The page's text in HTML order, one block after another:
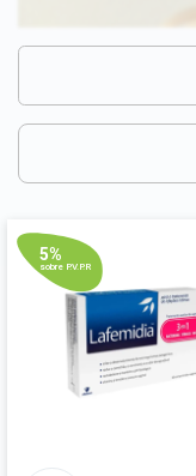
5%
sobre P.V.P.R